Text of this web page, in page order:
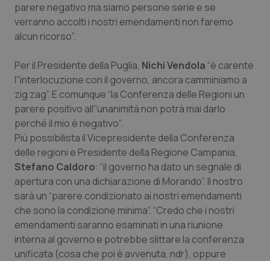
Quotidiano Cardiologia
Quotidiano Oncologia
Quotidiano Pediatria
Rene & patologie urogenitali
Salute orale & impianti
Sangue & coagulazione
Tiroide
parere negativo ma siamo persone serie e se
verranno accolti i nostri emendamenti non faremo
alcun ricorso”.
Per il Presidente della Puglia, Nichi Vendola “è carente
l''interlocuzione con il governo, ancora camminiamo a
zig zag”. E comunque “la Conferenza delle Regioni un
parere positivo all''unanimità non potrà mai darlo
perché il mio è negativo”.
Più possibilista il Vicepresidente della Conferenza
delle regioni e Presidente della Regione Campania,
Stefano Caldoro: “il governo ha dato un segnale di
apertura con una dichiarazione di Morando”. Il nostro
sarà un “parere condizionato ai nostri emendamenti
che sono la condizione minima”. “Credo che i nostri
emendamenti saranno esaminati in una riunione
interna al governo e potrebbe slittare la conferenza
unificata (cosa che poi è avvenuta, ndr), oppure